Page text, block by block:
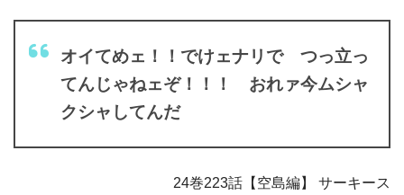
オイてめェ！！でけェナリで つっ立っ
てんじゃねェぞ！！！ おれァ今ムシャ
クシャしてんだ
24巻223話【空島編】 サーキース